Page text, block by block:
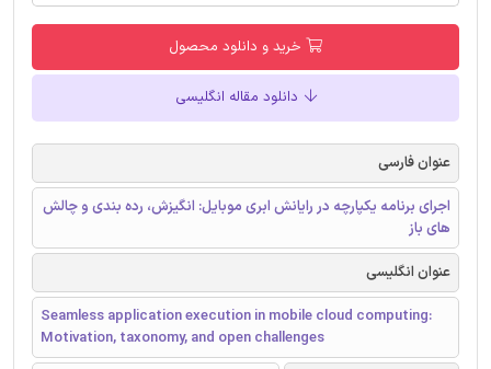
خرید و دانلود محصول
دانلود مقاله انگلیسی
عنوان فارسی
اجرای برنامه یکپارچه در رایانش ابری موبایل: انگیزش، رده بندی و چالش
های باز
عنوان انگلیسی
Seamless application execution in mobile cloud computing:
Motivation, taxonomy, and open challenges